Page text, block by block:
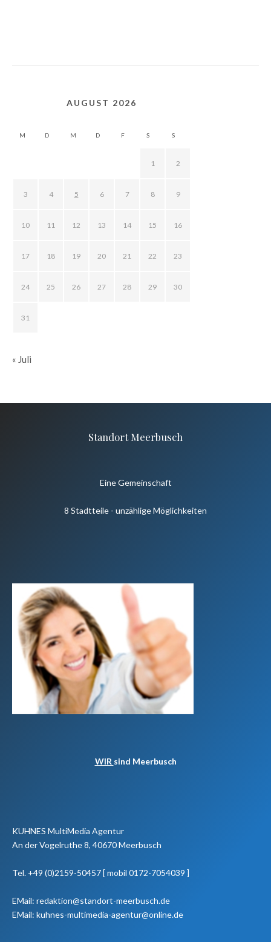
AUGUST 2026
M D M D F S S
1 2
3 4 5 6 7 8 9
10 11 12 13 14 15 16
17 18 19 20 21 22 23
24 25 26 27 28 29 30
31
« Juli
Standort Meerbusch
Eine Gemeinschaft
8 Stadtteile - unzählige Möglichkeiten
WIR sind Meerbusch
KUHNES MultiMedia Agentur
An der Vogelruthe 8, 40670 Meerbusch
Tel. +49 (0)2159-50457 [ mobil 0172-7054039 ]
EMail: redaktion@standort-meerbusch.de
EMail: kuhnes-multimedia-agentur@online.de